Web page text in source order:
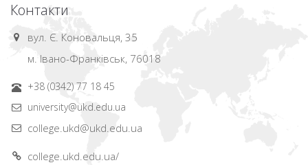
Контакти
вул. Є. Коновальця, 35
м. Івано-Франківськ, 76018
+38 (0342) 77 18 45
university@ukd.edu.ua
college.ukd@ukd.edu.ua
college.ukd.edu.ua/